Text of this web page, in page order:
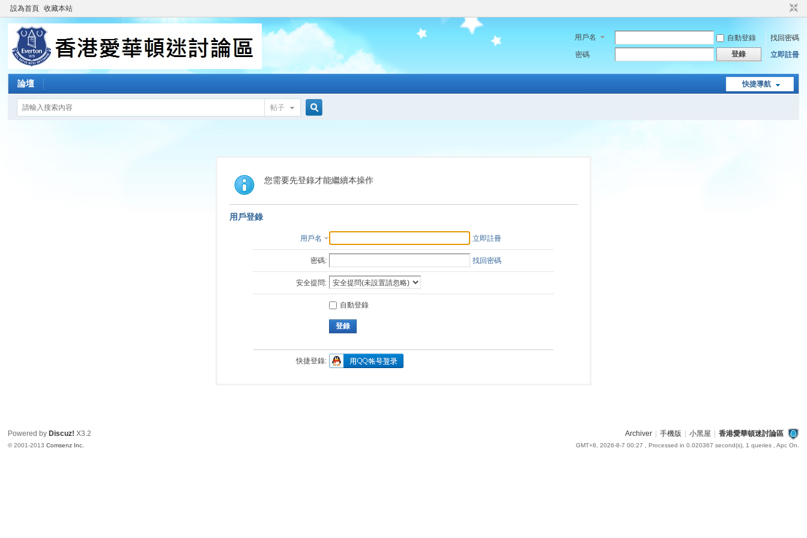
設為首頁 收藏本站
用戶名 自動登錄
找回密碼
密碼
登錄 立即註冊
快捷導航
論壇
帖子
索
您需要先登錄才能繼續本操作
用戶登錄
用戶名 立即註冊
密碼: 找回密碼
安全提問:
自動登錄
登錄
快捷登錄:
Archiver 手機版 小黑屋 香港愛華頓迷討論區
GMT+8, 2026-8-7 00:27 , Processed in 0.020367 second(s), 1 queries , Apc On.
Powered by Discuz! X3.2
© 2001-2013Comsenz Inc.